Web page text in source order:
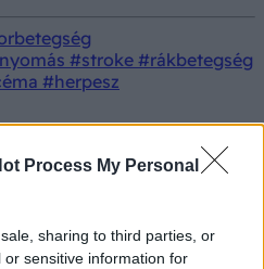
Process My Personal
sharing to third parties, or
sensitive information for
#stroke #rákbetegség
#herpesz
oldalon felnőtt tartalom